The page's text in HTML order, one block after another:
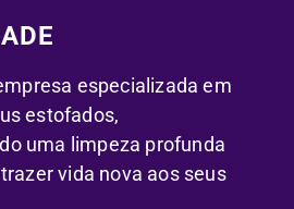
especializada em
estofados,
uma limpeza profunda
vida nova aos seus